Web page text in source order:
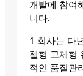
개발에 참여
니다.
1 회사는 다
젤형 고체형
적인 품질관